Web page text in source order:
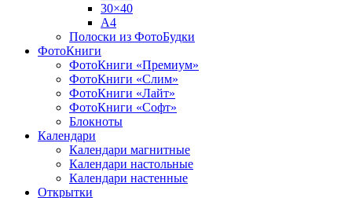
30×40
A4
Полоски из ФотоБудки
ФотоКниги
ФотоКниги «Премиум»
ФотоКниги «Слим»
ФотоКниги «Лайт»
ФотоКниги «Софт»
Блокноты
Календари
Календари магнитные
Календари настольные
Календари настенные
Открытки